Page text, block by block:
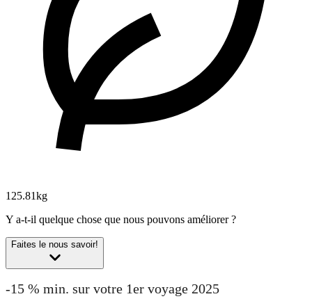
125.81kg
Y a-t-il quelque chose que nous pouvons améliorer ?
Faites le nous savoir!
-15 % min. sur votre 1er voyage 2025